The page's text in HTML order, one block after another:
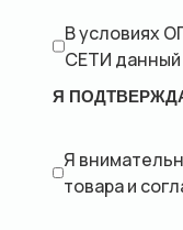
В условиях
СЕТИ данный
Я
Я
товара и